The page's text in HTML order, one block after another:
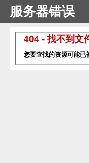
服务器错误
404 - 找不到文
您要查找的资源可能已